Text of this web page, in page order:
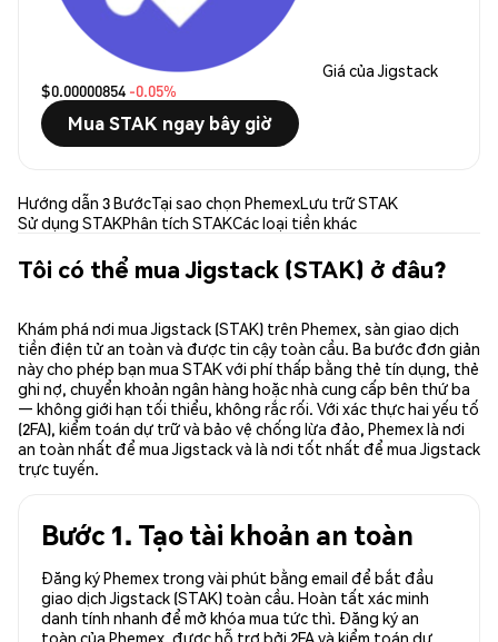
Giá của Jigstack
$0.00000854 -0.05%
Mua STAK ngay bây giờ
Hướng dẫn 3 BướcTại sao chọn PhemexLưu trữ STAK
Sử dụng STAKPhân tích STAKCác loại tiền khác
Tôi có thể mua Jigstack (STAK) ở đâu?
Khám phá nơi mua Jigstack (STAK) trên Phemex, sàn giao dịch
tiền điện tử an toàn và được tin cậy toàn cầu. Ba bước đơn giản
này cho phép bạn mua STAK với phí thấp bằng thẻ tín dụng, thẻ
ghi nợ, chuyển khoản ngân hàng hoặc nhà cung cấp bên thứ ba
— không giới hạn tối thiểu, không rắc rối. Với xác thực hai yếu tố
(2FA), kiểm toán dự trữ và bảo vệ chống lừa đảo, Phemex là nơi
an toàn nhất để mua Jigstack và là nơi tốt nhất để mua Jigstack
trực tuyến.
Bước 1. Tạo tài khoản an toàn
Đăng ký Phemex trong vài phút bằng email để bắt đầu
giao dịch Jigstack (STAK) toàn cầu. Hoàn tất xác minh
danh tính nhanh để mở khóa mua tức thì. Đăng ký an
toàn của Phemex, được hỗ trợ bởi 2FA và kiểm toán dự